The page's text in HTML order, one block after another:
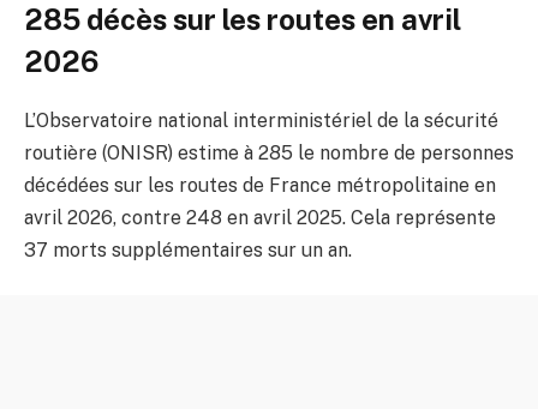
285 décès sur les routes en avril
2026
L’Observatoire national interministériel de la sécurité
routière (ONISR) estime à 285 le nombre de personnes
décédées sur les routes de France métropolitaine en
avril 2026, contre 248 en avril 2025. Cela représente
37 morts supplémentaires sur un an.